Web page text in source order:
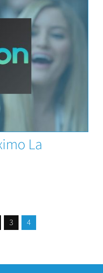
La
3 4